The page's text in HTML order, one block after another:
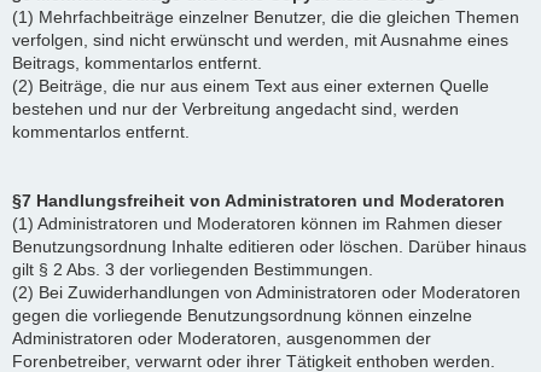
(1) Mehrfachbeiträge einzelner Benutzer, die die gleichen Themen
verfolgen, sind nicht erwünscht und werden, mit Ausnahme eines
Beitrags, kommentarlos entfernt.
(2) Beiträge, die nur aus einem Text aus einer externen Quelle
bestehen und nur der Verbreitung angedacht sind, werden
kommentarlos entfernt.
§7 Handlungsfreiheit von Administratoren und Moderatoren
(1) Administratoren und Moderatoren können im Rahmen dieser
Benutzungsordnung Inhalte editieren oder löschen. Darüber hinaus
gilt § 2 Abs. 3 der vorliegenden Bestimmungen.
(2) Bei Zuwiderhandlungen von Administratoren oder Moderatoren
gegen die vorliegende Benutzungsordnung können einzelne
Administratoren oder Moderatoren, ausgenommen der
Forenbetreiber, verwarnt oder ihrer Tätigkeit enthoben werden.